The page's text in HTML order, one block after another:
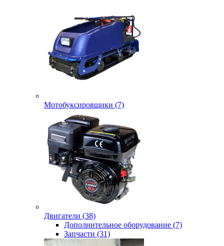
Мотобуксировщики (7)
Двигатели (38)
Дополнительное оборудование (7)
Запчасти (31)